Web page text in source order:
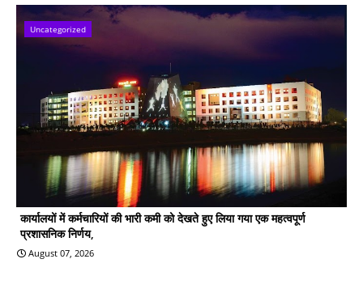
Uncategorized
कार्यालयों में कर्मचारियों की भारी कमी को देखते हुए लिया गया एक महत्वपूर्ण
प्रशासनिक निर्णय,
August 07, 2026